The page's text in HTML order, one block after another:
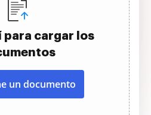
para cargar los
un documento